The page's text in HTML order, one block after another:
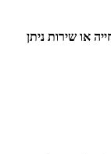
או שירות ניתן